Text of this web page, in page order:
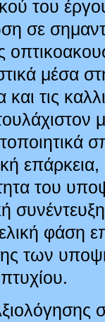
του
σε
μέσα
και τις
επάρκεια,
του
φάση
των